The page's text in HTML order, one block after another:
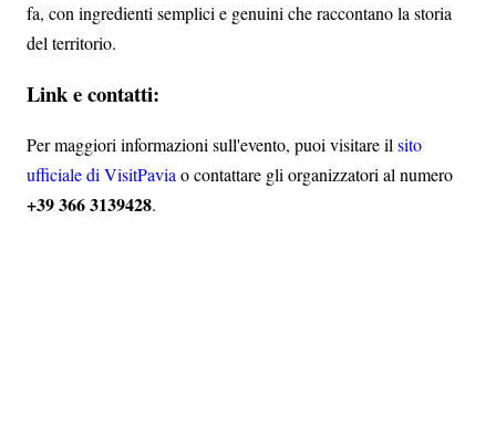
fa, con ingredienti semplici e genuini che raccontano la storia
del territorio.
Link e contatti:
Per maggiori informazioni sull'evento, puoi visitare il sito
ufficiale di VisitPavia o contattare gli organizzatori al numero
+39 366 3139428.